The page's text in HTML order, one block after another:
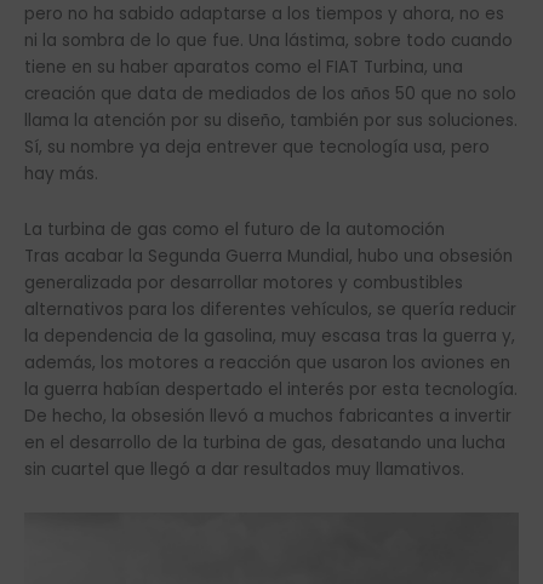
pero no ha sabido adaptarse a los tiempos y ahora, no es
ni la sombra de lo que fue. Una lástima, sobre todo cuando
tiene en su haber aparatos como el FIAT Turbina, una
creación que data de mediados de los años 50 que no solo
llama la atención por su diseño, también por sus soluciones.
Sí, su nombre ya deja entrever que tecnología usa, pero
hay más.
La turbina de gas como el futuro de la automoción
Tras acabar la Segunda Guerra Mundial, hubo una obsesión
generalizada por desarrollar motores y combustibles
alternativos para los diferentes vehículos, se quería reducir
la dependencia de la gasolina, muy escasa tras la guerra y,
además, los motores a reacción que usaron los aviones en
la guerra habían despertado el interés por esta tecnología.
De hecho, la obsesión llevó a muchos fabricantes a invertir
en el desarrollo de la turbina de gas, desatando una lucha
sin cuartel que llegó a dar resultados muy llamativos.